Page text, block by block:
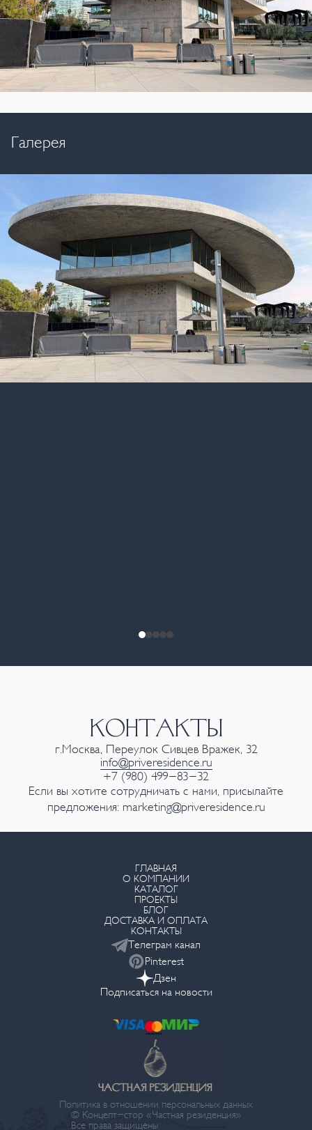
Галерея
КОНТАКТЫ
г.Москва, Переулок Сивцев Вражек, 32
info@priveresidence.ru
+7 (980) 499-83-32
Если вы хотите сотрудничать с нами, присылайте
предложения: marketing@priveresidence.ru
ГЛАВНАЯ
О КОМПАНИИ
КАТАЛОГ
ПРОЕКТЫ
БЛОГ
ДОСТАВКА И ОПЛАТА
КОНТАКТЫ
Телеграм канал
Pinterest
Дзен
Подписаться на новости
Политика в отношении персональных данных
© Концепт-стор «Частная резиденция»
Все права защищены